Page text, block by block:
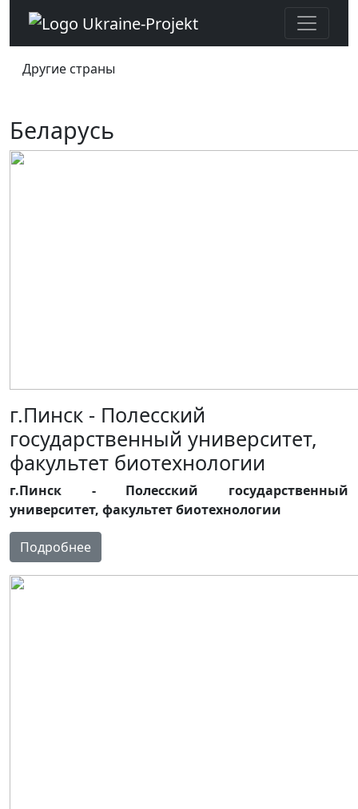
Другие страны
Беларусь
г.Пинск - Полесский
государственный университет,
факультет биотехнологии
г.Пинск - Полесский государственный
университет, факультет биотехнологии
Подробнее